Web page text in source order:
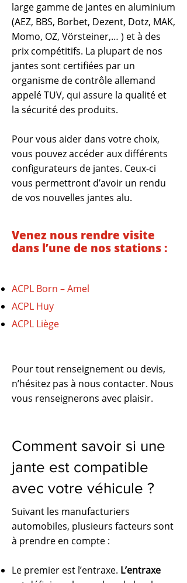
large gamme de jantes en aluminium
(AEZ, BBS, Borbet, Dezent, Dotz, MAK,
Momo, OZ, Vörsteiner,… ) et à des
prix compétitifs. La plupart de nos
jantes sont certifiées par un
organisme de contrôle allemand
appelé TUV, qui assure la qualité et
la sécurité des produits.
Pour vous aider dans votre choix,
vous pouvez accéder aux différents
configurateurs de jantes. Ceux-ci
vous permettront d’avoir un rendu
de vos nouvelles jantes alu.
Venez nous rendre visite
dans l’une de nos stations :
ACPL Born – Amel
ACPL Huy
ACPL Liège
Pour tout renseignement ou devis,
n’hésitez pas à nous contacter. Nous
vous renseignerons avec plaisir.
Comment savoir si une
jante est compatible
avec votre véhicule ?
Suivant les manufacturiers
automobiles, plusieurs facteurs sont
à prendre en compte :
Le premier est l’entraxe. L’entraxe